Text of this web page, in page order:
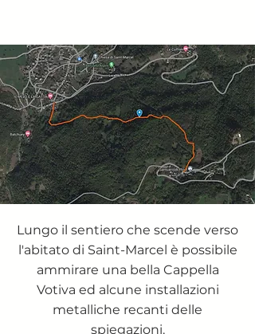
Lungo il sentiero che scende verso
l'abitato di Saint-Marcel è possibile
ammirare una bella Cappella
Votiva ed alcune installazioni
metalliche recanti delle
spiegazioni.